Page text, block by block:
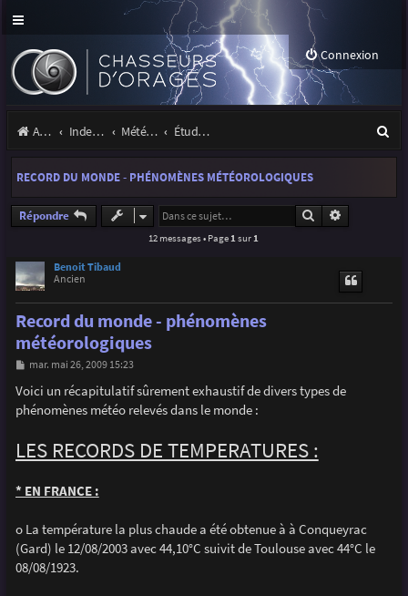
Connexion
Accueil Index du forum Météo et climatologie des orages Étude de phénomènes orageux
e
RECORD DU MONDE - PHÉNOMÈNES MÉTÉOROLOGIQUES
Répondre Rechercher
12 messages • Page 1 sur 1
Benoit Tibaud
Ancien
Record du monde - phénomènes
météorologiques
M
s
s
a
mar. mai 26, 2009 15:23
Voici un récapitulatif sûrement exhaustif de divers types de
phénomènes météo relevés dans le monde :
LES RECORDS DE TEMPERATURES :
* EN FRANCE :
o La température la plus chaude a été obtenue à à Conqueyrac
(Gard) le 12/08/2003 avec 44,10°C suivit de Toulouse avec 44°C le
08/08/1923.